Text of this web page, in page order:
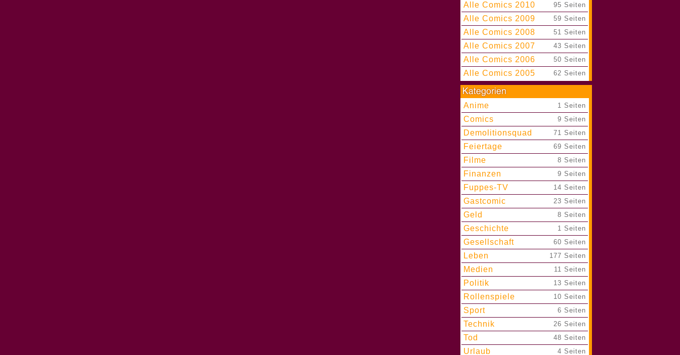
Alle Comics 2010 95 Seiten
Alle Comics 2009 59 Seiten
Alle Comics 2008 51 Seiten
Alle Comics 2007 43 Seiten
Alle Comics 2006 50 Seiten
Alle Comics 2005 62 Seiten
Anime 1 Seiten
Comics 9 Seiten
Demolitionsquad 71 Seiten
Feiertage 69 Seiten
Filme 8 Seiten
Finanzen 9 Seiten
Fuppes-TV 14 Seiten
Gastcomic 23 Seiten
Geld 8 Seiten
Geschichte 1 Seiten
Gesellschaft 60 Seiten
Leben 177 Seiten
Medien 11 Seiten
Politik 13 Seiten
Rollenspiele 10 Seiten
Sport 6 Seiten
Technik 26 Seiten
Tod 48 Seiten
Urlaub 4 Seiten